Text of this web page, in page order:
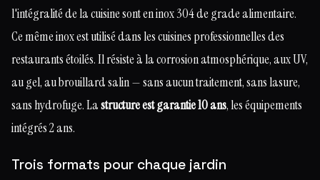
l'intégralité de la cuisine sont en inox 304 de grade alimentaire.
Ce même inox est utilisé dans les cuisines professionnelles des
restaurants étoilés. Il résiste à la corrosion atmosphérique, aux UV,
au gel, au brouillard salin — sans aucun traitement, sans lasure,
sans hydrofuge. Lastructure est garantie 10 ans, les équipements
intégrés 2 ans.
Trois formats pour chaque jardin